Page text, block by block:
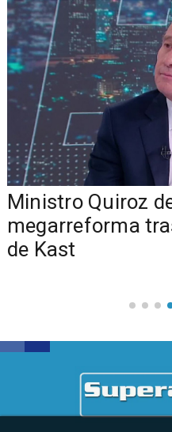
Ministro Quiroz
megarreforma
de Kast